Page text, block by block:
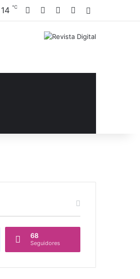
14 ℃ Facebook YouTubeInstagram
68
Seguidores